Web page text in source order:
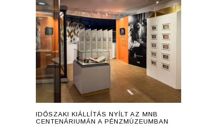
IDŐSZAKI KIÁLLÍTÁS NYÍLT AZ MNB
CENTENÁRIUMÁN A PÉNZMÚZEUMBAN